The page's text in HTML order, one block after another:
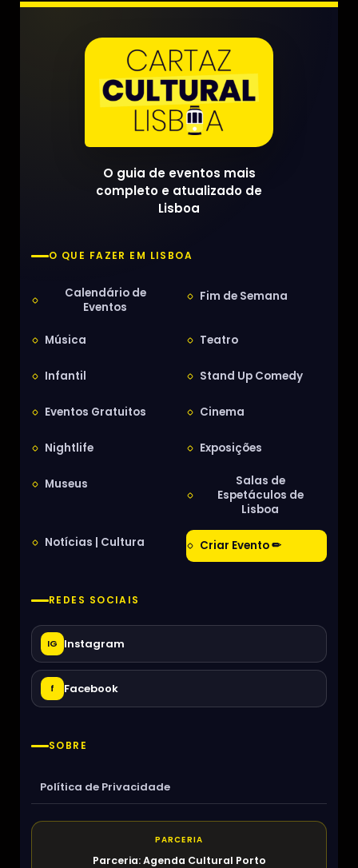
O guia de eventos mais
completo e atualizado de
Lisboa
O QUE FAZER EM LISBOA
Calendário de
Eventos
Fim de Semana
Música Teatro
Infantil Stand Up Comedy
Eventos Gratuitos Cinema
Nightlife Exposições
Museus
Salas de
Espetáculos de
Lisboa
Notícias | Cultura Criar Evento ✏
REDES SOCIAIS
IG Instagram
f Facebook
SOBRE
Política de Privacidade
PARCERIA
Parceria: Agenda Cultural Porto